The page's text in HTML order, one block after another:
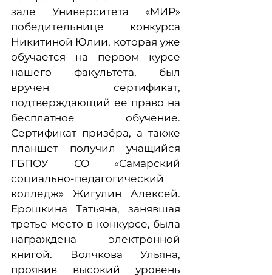
зале Университета «МИР»
победительнице конкурса
Никитиной Юлии, которая уже
обучается на первом курсе
нашего факультета, был
вручен сертификат,
подтверждающий ее право на
бесплатное обучение.
Сертификат призёра, а также
планшет получил учащийся
ГБПОУ СО «Самарский
социально-педагогический
колледж» Жигулин Алексей.
Ерошкина Татьяна, занявшая
третье место в конкурсе, была
награждена электронной
книгой. Волчкова Ульяна,
проявив высокий уровень